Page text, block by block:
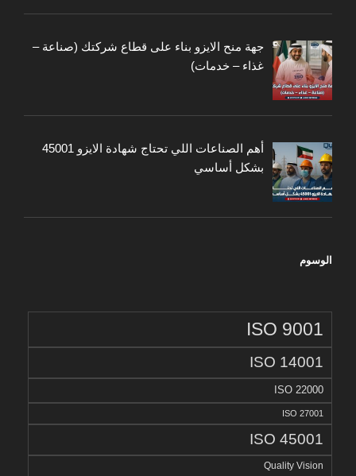
جهة منح الايزو بناء على قطاع شركتك (صناعة –
غذاء – خدمات)
أهم الصناعات اللي تحتاج شهادة الايزو 45001
بشكل أساسي
الوسوم
ISO 9001
ISO 14001
ISO 22000
ISO 27001
ISO 45001
Quality Vision